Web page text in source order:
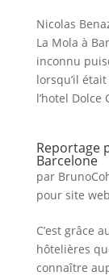
Nicolas
La Mola à
inconnu
lorsqu’il
l’hotel Dolce
Reportage
Barcelone
par
pour site web
C’est grâce
hôtelières
connaître